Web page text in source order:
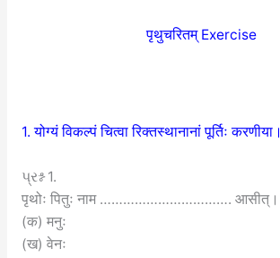
पृथुचरितम् Exercise
1. योग्यं विकल्पं चित्वा रिक्तस्थानानां पूर्तिः करणीया।
પ્રશ્ન 1.
पृथोः पितुः नाम ……………………………. आसीत्।
(क) मनुः
(ख) वेनः